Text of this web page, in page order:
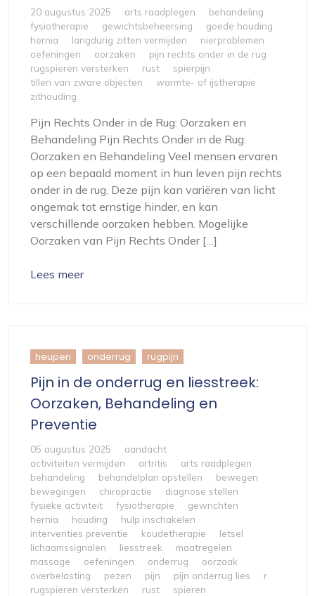
20 augustus 2025 arts raadplegen
behandeling
fysiotherapie
gewichtsbeheersing
goede houding
hernia
langdurig zitten vermijden
nierproblemen
oefeningen
oorzaken
pijn rechts onder in de rug
rugspieren versterken
rust
spierpijn
tillen van zware objecten
warmte- of ijstherapie
zithouding
Pijn Rechts Onder in de Rug: Oorzaken en
Behandeling Pijn Rechts Onder in de Rug:
Oorzaken en Behandeling Veel mensen ervaren
op een bepaald moment in hun leven pijn rechts
onder in de rug. Deze pijn kan variëren van licht
ongemak tot ernstige hinder, en kan
verschillende oorzaken hebben. Mogelijke
Oorzaken van Pijn Rechts Onder […]
Lees meer
heupen onderrug rugpijn
Pijn in de onderrug en liesstreek:
Oorzaken, Behandeling en
Preventie
05 augustus 2025
aandacht
activiteiten vermijden
artritis
arts raadplegen
behandeling
behandelplan opstellen
bewegen
bewegingen
chiropractie
diagnose stellen
fysieke activiteit
fysiotherapie
gewrichten
hernia
houding
hulp inschakelen
interventies preventie
koudetherapie
letsel
lichaamssignalen
liesstreek
maatregelen
massage
oefeningen onderrug
oorzaak
overbelasting
pezen pijn pijn onderrug lies
r
rugspieren versterken
rust
spieren